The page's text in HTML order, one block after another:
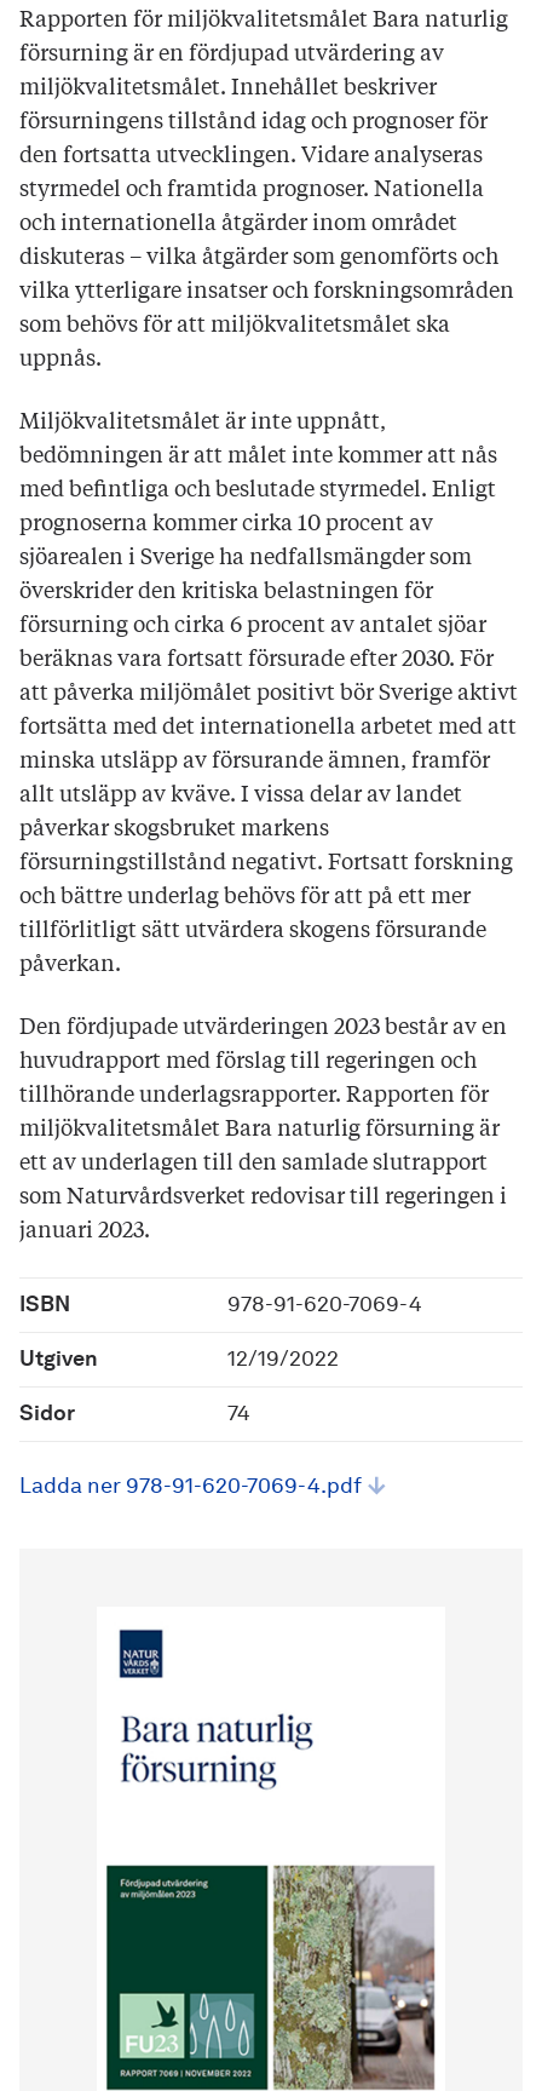
Rapporten för miljökvalitetsmålet Bara naturlig
försurning är en fördjupad utvärdering av
miljökvalitetsmålet. Innehållet beskriver
försurningens tillstånd idag och prognoser för
den fortsatta utvecklingen. Vidare analyseras
styrmedel och framtida prognoser. Nationella
och internationella åtgärder inom området
diskuteras – vilka åtgärder som genomförts och
vilka ytterligare insatser och forskningsområden
som behövs för att miljökvalitetsmålet ska
uppnås.
Miljökvalitetsmålet är inte uppnått,
bedömningen är att målet inte kommer att nås
med befintliga och beslutade styrmedel. Enligt
prognoserna kommer cirka 10 procent av
sjöarealen i Sverige ha nedfallsmängder som
överskrider den kritiska belastningen för
försurning och cirka 6 procent av antalet sjöar
beräknas vara fortsatt försurade efter 2030. För
att påverka miljömålet positivt bör Sverige aktivt
fortsätta med det internationella arbetet med att
minska utsläpp av försurande ämnen, framför
allt utsläpp av kväve. I vissa delar av landet
påverkar skogsbruket markens
försurningstillstånd negativt. Fortsatt forskning
och bättre underlag behövs för att på ett mer
tillförlitligt sätt utvärdera skogens försurande
påverkan.
Den fördjupade utvärderingen 2023 består av en
huvudrapport med förslag till regeringen och
tillhörande underlagsrapporter. Rapporten för
miljökvalitetsmålet Bara naturlig försurning är
ett av underlagen till den samlade slutrapport
som Naturvårdsverket redovisar till regeringen i
januari 2023.
ISBN 978-91-620-7069-4
Utgiven 12/19/2022
Sidor 74
Ladda ner 978-91-620-7069-4.pdf